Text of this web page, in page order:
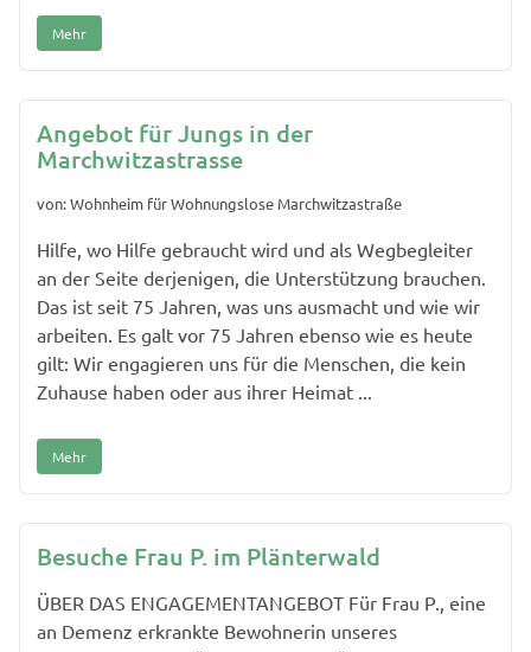
Mehr
Angebot für Jungs in der
Marchwitzastrasse
von: Wohnheim für Wohnungslose Marchwitzastraße
Hilfe, wo Hilfe gebraucht wird und als Wegbegleiter
an der Seite derjenigen, die Unterstützung brauchen.
Das ist seit 75 Jahren, was uns ausmacht und wie wir
arbeiten. Es galt vor 75 Jahren ebenso wie es heute
gilt: Wir engagieren uns für die Menschen, die kein
Zuhause haben oder aus ihrer Heimat ...
Mehr
Besuche Frau P. im Plänterwald
ÜBER DAS ENGAGEMENTANGEBOT Für Frau P., eine
an Demenz erkrankte Bewohnerin unseres